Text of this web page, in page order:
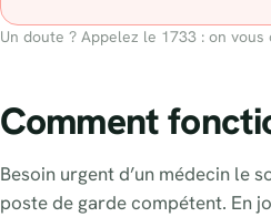
Un doute ? Appelez le 1733 : on
Comment
Besoin urgent d’un médecin le
poste de garde compétent. En